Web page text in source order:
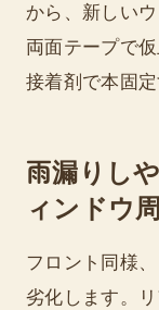
から、新しい
両面テープで
接着剤で本固
雨漏りし
ィンドウ
フロント同様
劣化します。